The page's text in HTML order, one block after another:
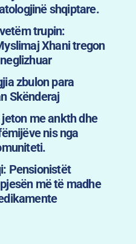
shqiptare.
trupin:
Xhani tregon
zbulon para
Skënderaj
me ankth dhe
nis nga
Pensionistët
më të madhe